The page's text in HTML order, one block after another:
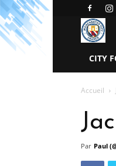
CITY
Accueil
Par Paul